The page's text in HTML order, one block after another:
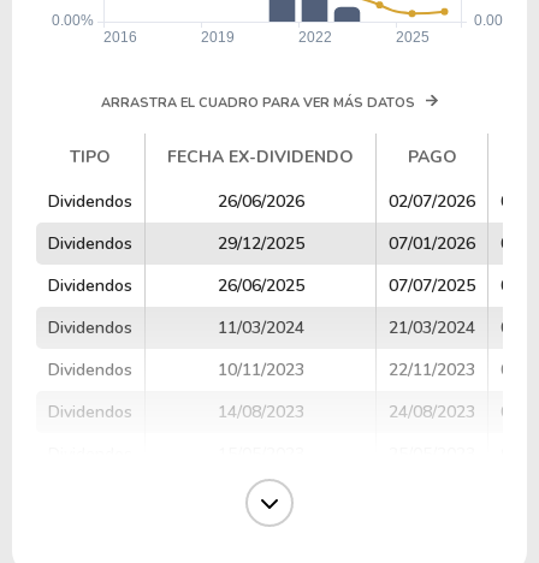
ARRASTRA EL CUADRO PARA VER MÁS DATOS
TIPO FECHA EX-DIVIDENDO PAGO
TIPO
FECHA EX-DIVIDENDO PAGO
Dividendos 26/06/2026 02/07/2026
Dividendos
29/12/2025 07/01/2026
Dividendos
26/06/2025 07/07/2025
Dividendos
11/03/2024 21/03/2024
Dividendos
10/11/2023 22/11/2023
Dividendos
14/08/2023 24/08/2023
13/03/2023